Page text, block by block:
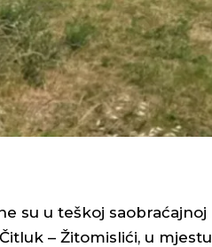
su u teškoj
– Žitomislići, u